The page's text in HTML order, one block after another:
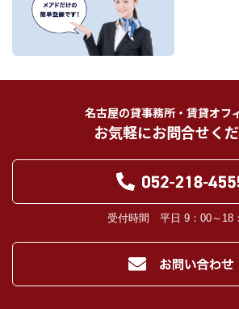
11.記載の第三者に提供されます。なお、お客様からの
は停止いたします。
お客様から委託を受けた事項についての契約の相手
他の宅地建物取引業者。
取引業者に義務付けられます。）
登記に関する司法書士、土地家屋調査士。
対象不動産について管理の必要がある場合における
当社の管理が生じる場合は、管理委託契約の重要事
先及び管理費引き落としの際の振込先金融機関、管理
入居者様が賃料を滞納した場合の滞納取立者。
フリーワード検索
名古屋の貸事務所・賃貸オフ
お気軽にお問合せく
受付時間 平日 9：00～18